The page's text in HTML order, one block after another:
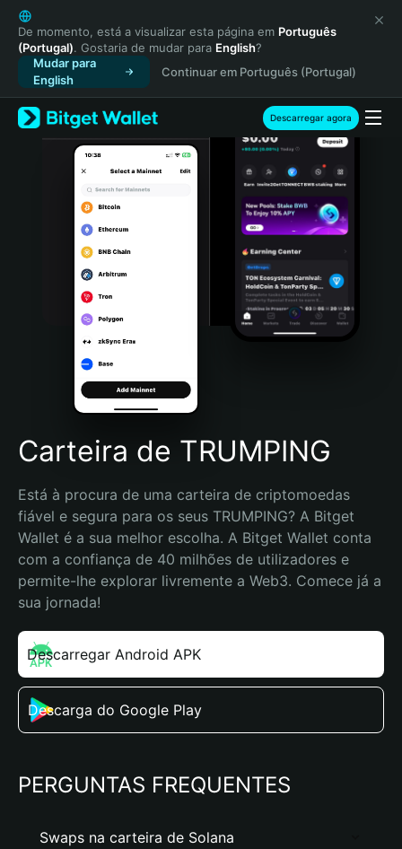
English
日本語
Tiếng Việt
Русский
Español (Latinoamérica)
Türkçe
Italiano
Português (Portugal)
Bahasa Indonesia
Português (Brasil)
Español (Argentina)
De momento, está a visualizar esta página em Português
(Portugal). Gostaria de mudar para English?
Mudar para
English
Continuar em Português (Portugal)
Descarregar agora
Carteira de TRUMPING
Está à procura de uma carteira de criptomoedas
fiável e segura para os seus TRUMPING? A Bitget
Wallet é a sua melhor escolha. A Bitget Wallet conta
com a confiança de 40 milhões de utilizadores e
permite-lhe explorar livremente a Web3. Comece já a
sua jornada!
Descarregar Android APK
Descarga do Google Play
PERGUNTAS FREQUENTES
Swaps na carteira de Solana